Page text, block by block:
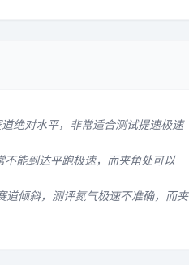
绝对水平，非常适合测试提速极速
能到达平跑极速，而夹角处可以
道倾斜，测评氮气极速不准确，而夹